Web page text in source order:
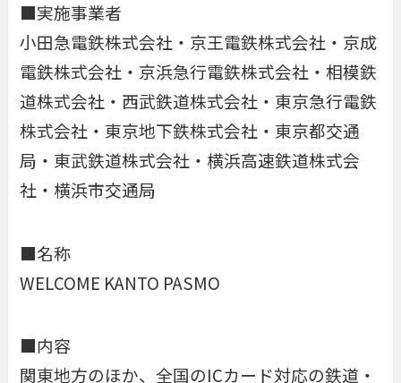
■実施事業者
小田急電鉄株式会社・京王電鉄株式会社・京成
電鉄株式会社・京浜急行電鉄株式会社・相模鉄
道株式会社・西武鉄道株式会社・東京急行電鉄
株式会社・東京地下鉄株式会社・東京都交通
局・東武鉄道株式会社・横浜高速鉄道株式会
社・横浜市交通局
■名称
WELCOME KANTO PASMO
■内容
関東地方のほか、全国のICカード対応の鉄道・